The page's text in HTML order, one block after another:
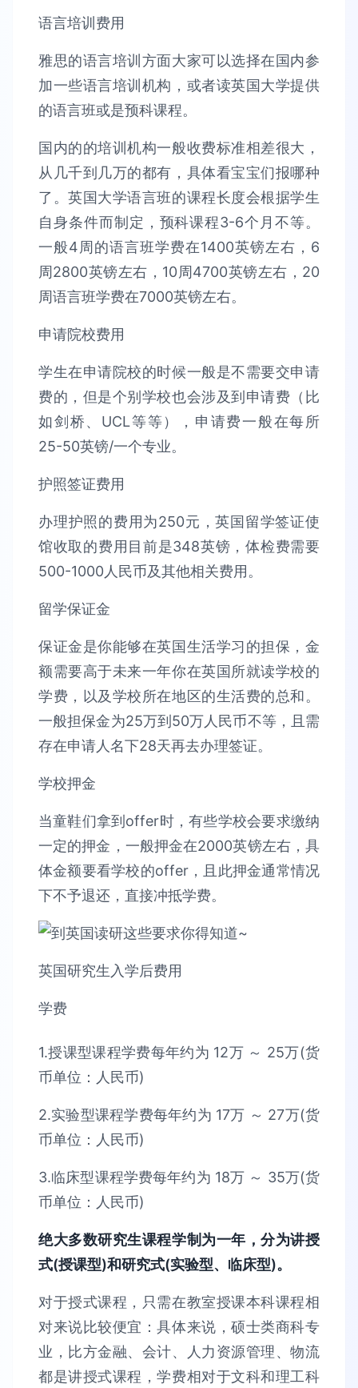
语言培训费用
雅思的语言培训方面大家可以选择在国内参
加一些语言培训机构，或者读英国大学提供
的语言班或是预科课程。
国内的的培训机构一般收费标准相差很大，
从几千到几万的都有，具体看宝宝们报哪种
了。英国大学语言班的课程长度会根据学生
自身条件而制定，预科课程3-6个月不等。
一般4周的语言班学费在1400英镑左右，6
周2800英镑左右，10周4700英镑左右，20
周语言班学费在7000英镑左右。
申请院校费用
学生在申请院校的时候一般是不需要交申请
费的，但是个别学校也会涉及到申请费（比
如剑桥、UCL等等），申请费一般在每所
25-50英镑/一个专业。
护照签证费用
办理护照的费用为250元，英国留学签证使
馆收取的费用目前是348英镑，体检费需要
500-1000人民币及其他相关费用。
留学保证金
保证金是你能够在英国生活学习的担保，金
额需要高于未来一年你在英国所就读学校的
学费，以及学校所在地区的生活费的总和。
一般担保金为25万到50万人民币不等，且需
存在申请人名下28天再去办理签证。
学校押金
当童鞋们拿到offer时，有些学校会要求缴纳
一定的押金，一般押金在2000英镑左右，具
体金额要看学校的offer，且此押金通常情况
下不予退还，直接冲抵学费。
英国研究生入学后费用
学费
1.授课型课程学费每年约为 12万 ～ 25万(货
币单位：人民币)
2.实验型课程学费每年约为 17万 ～ 27万(货
币单位：人民币)
3.临床型课程学费每年约为 18万 ～ 35万(货
币单位：人民币)
绝大多数研究生课程学制为一年，分为讲授
式(授课型)和研究式(实验型、临床型)。
对于授式课程，只需在教室授课本科课程相
对来说比较便宜：具体来说，硕士类商科专
业，比方金融、会计、人力资源管理、物流
都是讲授式课程，学费相对于文科和理工科